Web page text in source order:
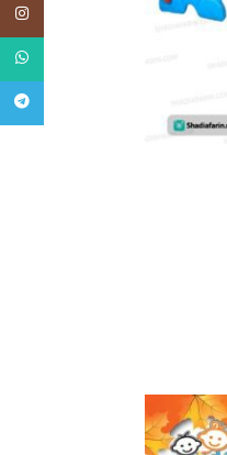
واتساپ
تلگرام